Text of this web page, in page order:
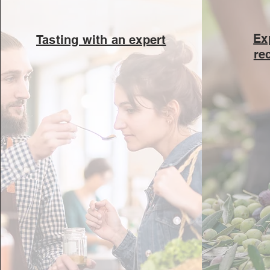
Tasting with an expert